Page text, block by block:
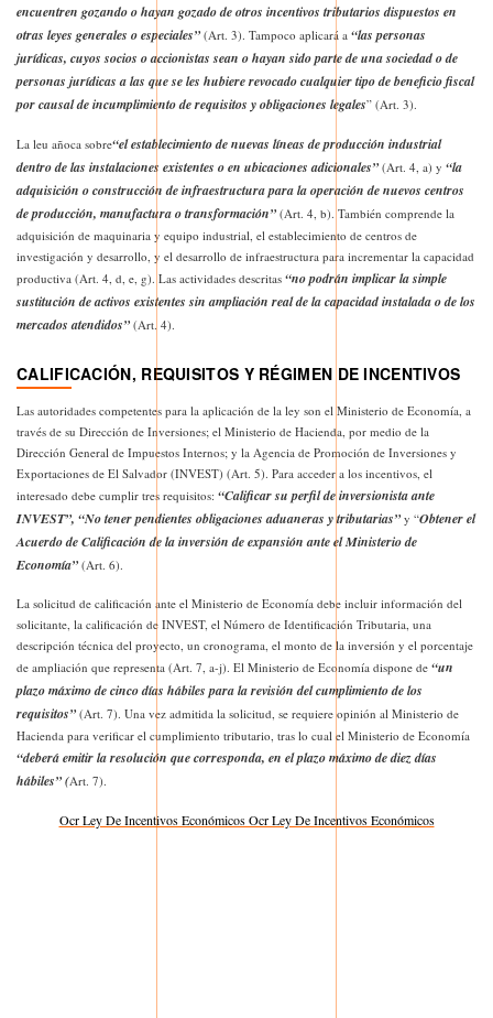
encuentren gozando o hayan gozado de otros incentivos tributarios dispuestos en
otras leyes generales o especiales” (Art. 3). Tampoco aplicará a “las personas
jurídicas, cuyos socios o accionistas sean o hayan sido parte de una sociedad o de
personas jurídicas a las que se les hubiere revocado cualquier tipo de beneficio fiscal
por causal de incumplimiento de requisitos y obligaciones legales” (Art. 3).
La leu añoca sobre“el establecimiento de nuevas líneas de producción industrial
dentro de las instalaciones existentes o en ubicaciones adicionales” (Art. 4, a) y “la
adquisición o construcción de infraestructura para la operación de nuevos centros
de producción, manufactura o transformación” (Art. 4, b). También comprende la
adquisición de maquinaria y equipo industrial, el establecimiento de centros de
investigación y desarrollo, y el desarrollo de infraestructura para incrementar la capacidad
productiva (Art. 4, d, e, g). Las actividades descritas “no podrán implicar la simple
sustitución de activos existentes sin ampliación real de la capacidad instalada o de los
mercados atendidos” (Art. 4).
CALIFICACIÓN, REQUISITOS Y RÉGIMEN DE INCENTIVOS
Las autoridades competentes para la aplicación de la ley son el Ministerio de Economía, a
través de su Dirección de Inversiones; el Ministerio de Hacienda, por medio de la
Dirección General de Impuestos Internos; y la Agencia de Promoción de Inversiones y
Exportaciones de El Salvador (INVEST) (Art. 5). Para acceder a los incentivos, el
interesado debe cumplir tres requisitos: “Calificar su perfil de inversionista ante
INVEST”, “No tener pendientes obligaciones aduaneras y tributarias” y “Obtener el
Acuerdo de Calificación de la inversión de expansión ante el Ministerio de
Economía” (Art. 6).
La solicitud de calificación ante el Ministerio de Economía debe incluir información del
solicitante, la calificación de INVEST, el Número de Identificación Tributaria, una
descripción técnica del proyecto, un cronograma, el monto de la inversión y el porcentaje
de ampliación que representa (Art. 7, a-j). El Ministerio de Economía dispone de “un
plazo máximo de cinco días hábiles para la revisión del cumplimiento de los
requisitos” (Art. 7). Una vez admitida la solicitud, se requiere opinión al Ministerio de
Hacienda para verificar el cumplimiento tributario, tras lo cual el Ministerio de Economía
“deberá emitir la resolución que corresponda, en el plazo máximo de diez días
hábiles” (Art. 7).
Ocr Ley De Incentivos Económicos Ocr Ley De Incentivos Económicos